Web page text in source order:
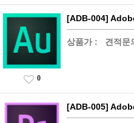
[ADB-004]
상품가 : 견적문
0
[ADB-005]